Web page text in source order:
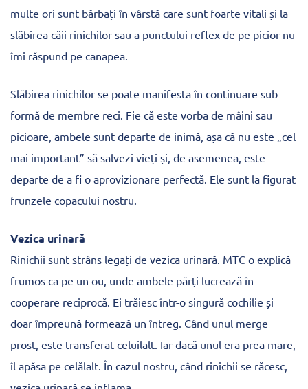
multe ori sunt bărbați în vârstă care sunt foarte vitali și la
slăbirea căii rinichilor sau a punctului reflex de pe picior nu
îmi răspund pe canapea.
Slăbirea rinichilor se poate manifesta în continuare sub
formă de membre reci. Fie că este vorba de mâini sau
picioare, ambele sunt departe de inimă, așa că nu este „cel
mai important” să salvezi vieți și, de asemenea, este
departe de a fi o aprovizionare perfectă. Ele sunt la figurat
frunzele copacului nostru.
Vezica urinară
Rinichii sunt strâns legați de vezica urinară. MTC o explică
frumos ca pe un ou, unde ambele părți lucrează în
cooperare reciprocă. Ei trăiesc într-o singură cochilie și
doar împreună formează un întreg. Când unul merge
prost, este transferat celuilalt. Iar dacă unul era prea mare,
îl apăsa pe celălalt. În cazul nostru, când rinichii se răcesc,